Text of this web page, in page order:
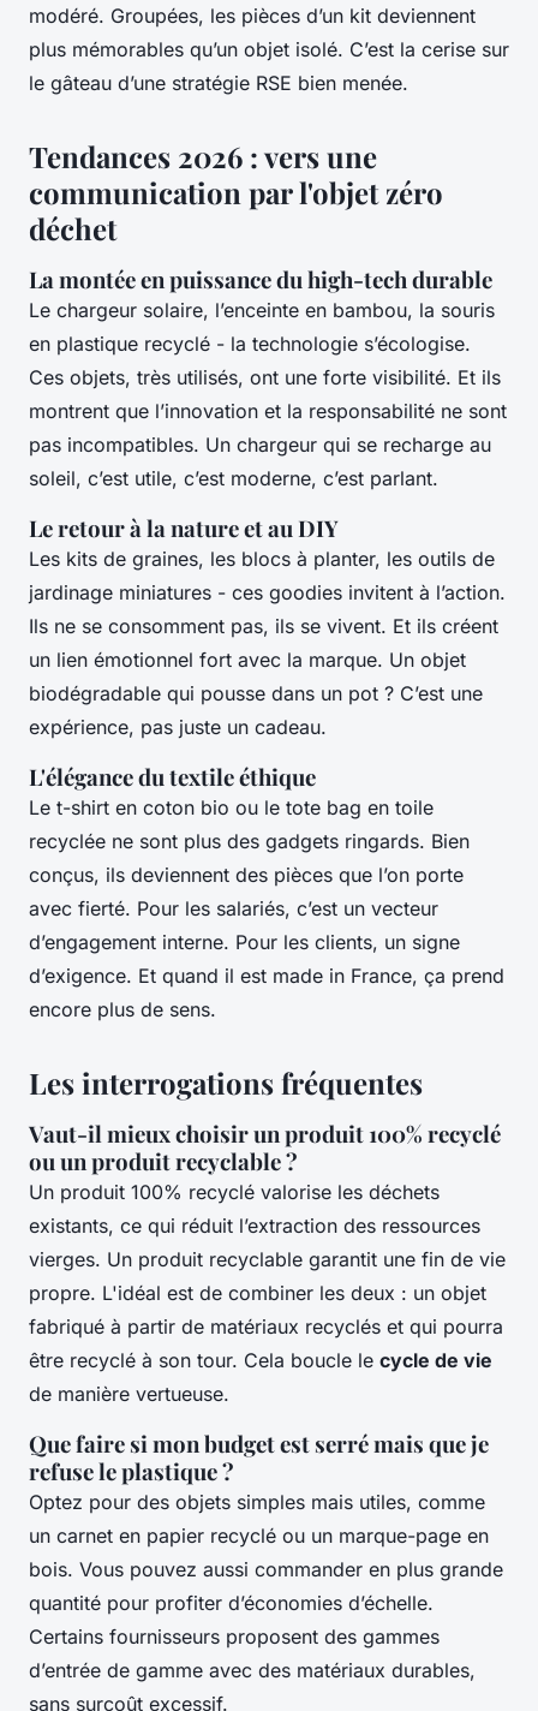
modéré. Groupées, les pièces d’un kit deviennent
plus mémorables qu’un objet isolé. C’est la cerise sur
le gâteau d’une stratégie RSE bien menée.
Tendances 2026 : vers une
communication par l'objet zéro
déchet
La montée en puissance du high-tech durable
Le chargeur solaire, l’enceinte en bambou, la souris
en plastique recyclé - la technologie s’écologise.
Ces objets, très utilisés, ont une forte visibilité. Et ils
montrent que l’innovation et la responsabilité ne sont
pas incompatibles. Un chargeur qui se recharge au
soleil, c’est utile, c’est moderne, c’est parlant.
Le retour à la nature et au DIY
Les kits de graines, les blocs à planter, les outils de
jardinage miniatures - ces goodies invitent à l’action.
Ils ne se consomment pas, ils se vivent. Et ils créent
un lien émotionnel fort avec la marque. Un objet
biodégradable qui pousse dans un pot ? C’est une
expérience, pas juste un cadeau.
L'élégance du textile éthique
Le t-shirt en coton bio ou le tote bag en toile
recyclée ne sont plus des gadgets ringards. Bien
conçus, ils deviennent des pièces que l’on porte
avec fierté. Pour les salariés, c’est un vecteur
d’engagement interne. Pour les clients, un signe
d’exigence. Et quand il est made in France, ça prend
encore plus de sens.
Les interrogations fréquentes
Vaut-il mieux choisir un produit 100% recyclé
ou un produit recyclable ?
Un produit 100% recyclé valorise les déchets
existants, ce qui réduit l’extraction des ressources
vierges. Un produit recyclable garantit une fin de vie
propre. L'idéal est de combiner les deux : un objet
fabriqué à partir de matériaux recyclés et qui pourra
être recyclé à son tour. Cela boucle le cycle de vie
de manière vertueuse.
Que faire si mon budget est serré mais que je
refuse le plastique ?
Optez pour des objets simples mais utiles, comme
un carnet en papier recyclé ou un marque-page en
bois. Vous pouvez aussi commander en plus grande
quantité pour profiter d’économies d’échelle.
Certains fournisseurs proposent des gammes
d’entrée de gamme avec des matériaux durables,
sans surcoût excessif.